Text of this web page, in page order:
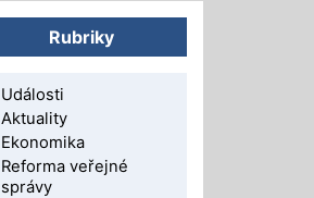
Rubriky
Události
Aktuality
Ekonomika
Reforma veřejné
správy